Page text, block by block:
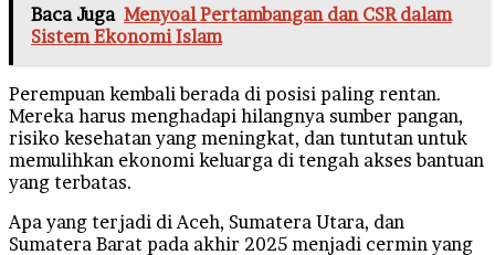
Baca Juga Menyoal Pertambangan dan CSR dalam
Sistem Ekonomi Islam
Perempuan kembali berada di posisi paling rentan.
Mereka harus menghadapi hilangnya sumber pangan,
risiko kesehatan yang meningkat, dan tuntutan untuk
memulihkan ekonomi keluarga di tengah akses bantuan
yang terbatas.
Apa yang terjadi di Aceh, Sumatera Utara, dan
Sumatera Barat pada akhir 2025 menjadi cermin yang